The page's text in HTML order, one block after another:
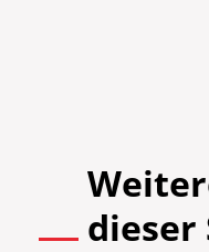
dieser